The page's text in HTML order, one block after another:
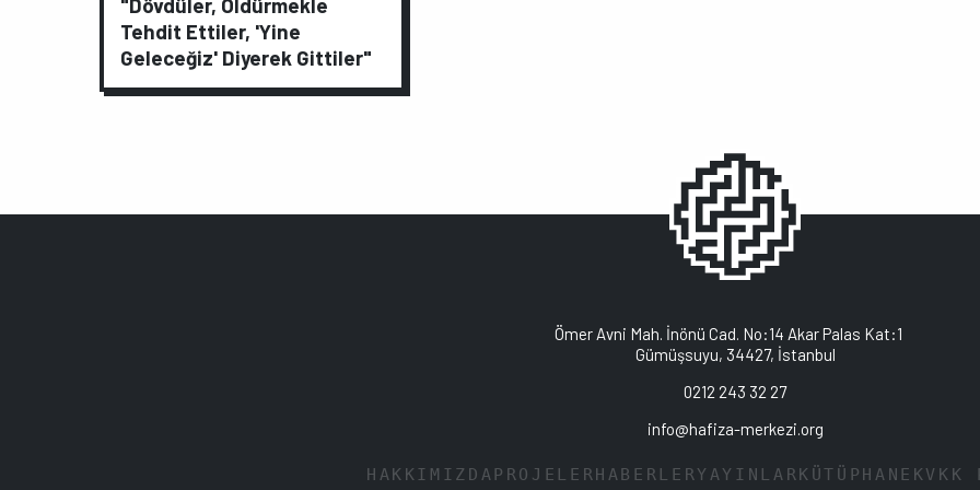
"Dövdüler, Öldürmekle
Tehdit Ettiler, 'Yine
Geleceğiz' Diyerek Gittiler"
Ömer Avni Mah. İnönü Cad. No:14 Akar Palas Kat:1
Gümüşsuyu, 34427, İstanbul
0212 243 32 27
info@hafiza-merkezi.org
HAKKIMIZDAPROJELERHABERLERYAYINLARKÜTÜPHANE KVKK